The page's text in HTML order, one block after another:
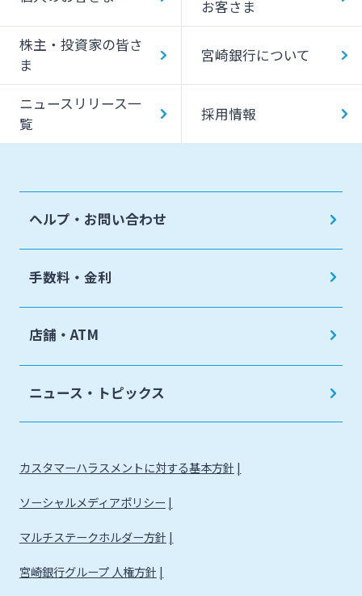
お客さま
株主・投資家の皆さ
ま
宮崎銀行について
ニュースリリース一
覧
採用情報
ヘルプ・お問い合わせ
手数料・金利
店舗・ATM
ニュース・トピックス
カスタマーハラスメントに対する基本方針
ソーシャルメディアポリシー
マルチステークホルダー方針
宮崎銀行グループ 人権方針